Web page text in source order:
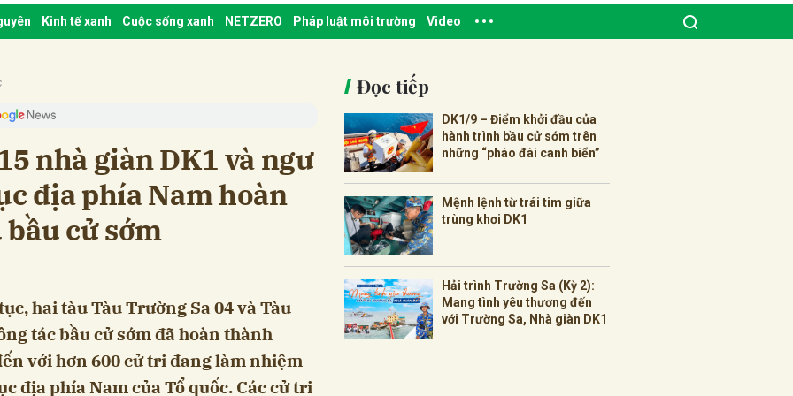
Kinh tế xanh Cuộc sống xanh NETZERO Pháp luật môi trường Video
nhà giàn DK1 và ngư
địa phía Nam hoàn
cử sớm
hai tàu Tàu Trường Sa 04 và Tàu
tác bầu cử sớm đã hoàn thành
với hơn 600 cử tri đang làm nhiệm
địa phía Nam của Tổ quốc. Các cử tri
Đọc tiếp
DK1/9 – Điểm khởi đầu của
hành trình bầu cử sớm trên
những “pháo đài canh biển”
Mệnh lệnh từ trái tim giữa
trùng khơi DK1
Hải trình Trường Sa (Kỳ 2):
Mang tình yêu thương đến
với Trường Sa, Nhà giàn DK1